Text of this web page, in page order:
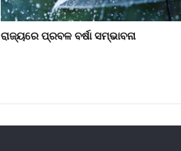
ରାଜ୍ୟରେ ପ୍ରବଳ ବର୍ଷା ସମ୍ଭାବନା